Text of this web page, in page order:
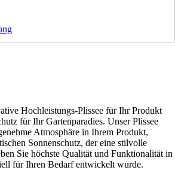
Hochleistungs-Plissee für Ihr Produkt
für Ihr Gartenparadies. Unser Plissee
Atmosphäre in Ihrem Produkt,
Sonnenschutz, der eine stilvolle
Sie höchste Qualität und Funktionalität in
für Ihren Bedarf entwickelt wurde.